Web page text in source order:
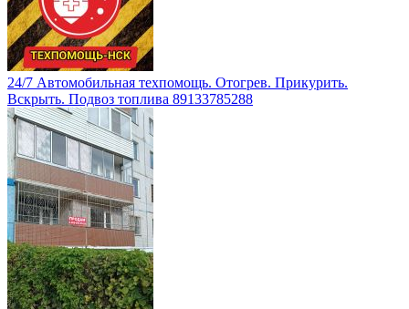
24/7 Автомобильная техпомощь. Отогрев. Прикурить.
Вскрыть. Подвоз топлива 89133785288